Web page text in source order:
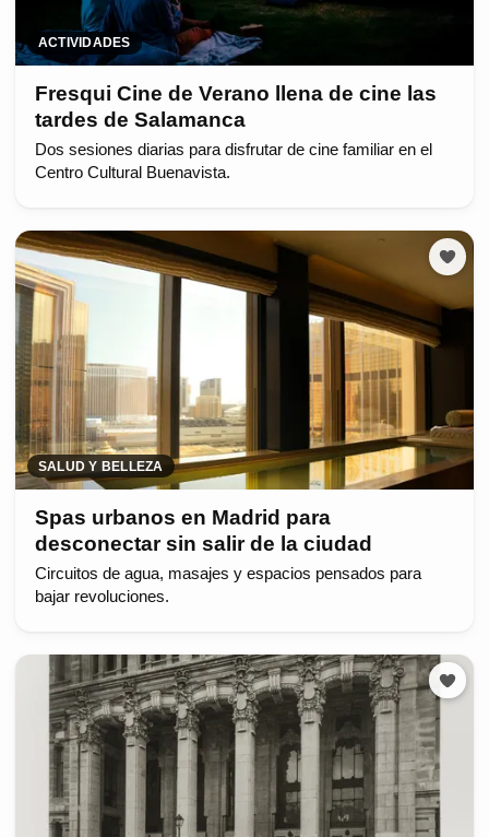
ACTIVIDADES
Fresqui Cine de Verano llena de cine las
tardes de Salamanca
Dos sesiones diarias para disfrutar de cine familiar en el
Centro Cultural Buenavista.
SALUD Y BELLEZA
Spas urbanos en Madrid para
desconectar sin salir de la ciudad
Circuitos de agua, masajes y espacios pensados para
bajar revoluciones.